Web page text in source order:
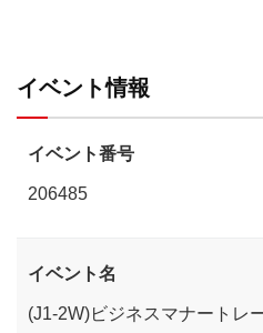
イベント情報
イベント番号
206485
イベント名
(J1-2W)ビジネスマナートレ